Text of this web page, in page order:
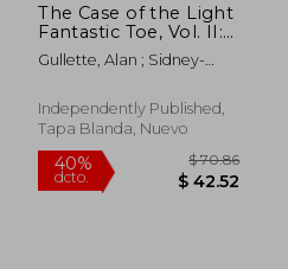
The Case of the Light
Fantastic Toe, Vol. II:
The Romantic Ballet
and Signor Maestro
as their survival by
means of Tsarist Russi
Gullette, Alan ; Sidney-
Independently Published,
Tapa Blanda, Nuevo